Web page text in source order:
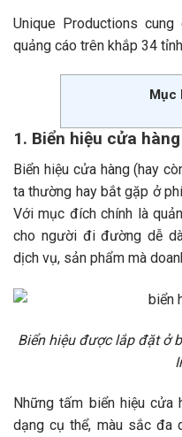
Unique Productions
quảng cáo trên khắp 34
Mục
1. Biển hiệu cửa
Biển hiệu cửa hàng (hay
ta thường hay bắt gặp ở
Với mục đích chính là
cho người đi đường dễ
dịch vụ, sản phẩm mà
Biển hiệu được lắp đặt ở
Những tấm biển hiệu cửa
dạng cụ thể, màu sắc đa